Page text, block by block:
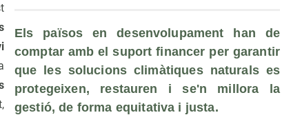
Els països en desenvolupament han de
comptar amb el suport financer per garantir
que les solucions climàtiques naturals es
protegeixen, restauren i se'n millora la
gestió, de forma equitativa i justa.